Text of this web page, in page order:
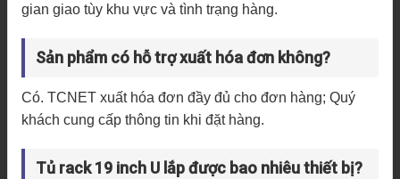
gian giao tùy khu vực và tình trạng hàng.
Sản phẩm có hỗ trợ xuất hóa đơn không?
Có. TCNET xuất hóa đơn đầy đủ cho đơn hàng; Quý
khách cung cấp thông tin khi đặt hàng.
Tủ rack 19 inch U lắp được bao nhiêu thiết bị?